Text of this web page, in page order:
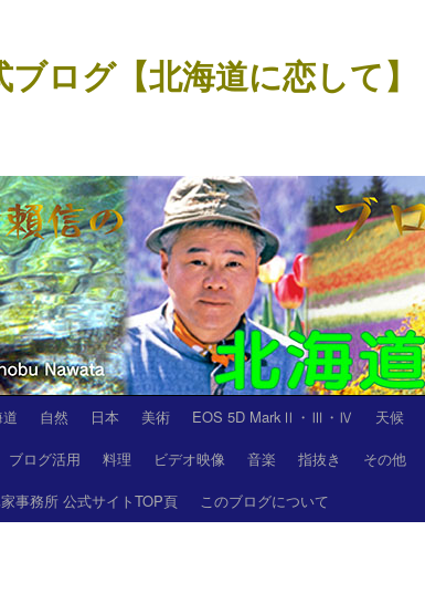
ログ【北海道に恋して】
自然 日本 美術 EOS 5D MarkⅡ・Ⅲ・Ⅳ 天候
ブログ活用 料理 ビデオ映像 音楽 指抜き その他
事務所 公式サイトTOP頁 このブログについて